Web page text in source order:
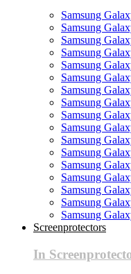
Samsung
Samsung
Samsung
Samsung
Samsung
Samsung
Samsung
Samsung
Samsung
Samsung
Samsung
Samsung
Samsung
Samsung
Samsung
Samsung
Samsung
Screenprotectors
In